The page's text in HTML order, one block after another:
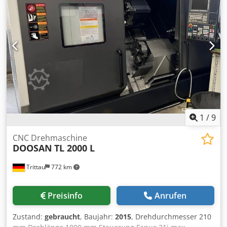
Betriebsstundenstand: 63.619h, Spindelstanden: 22.552h,
mit gesteuertem NC-Schwenkfräskopf B-Achse,
Aktivkühlung für Motorspindel B-Achse, Handrad,
Betriebsart 4, der Antriebsverstärker der Festplatte wurde
im Januar 2025 erneuert. Eine Besichtigung vor Ort ist
möglich. Crsdpfxozadkrj Apvjf
1 /9
Trittau 772 km
CNC Drehmaschine
DOOSAN TL 2000 L
Preisinfo Anrufen
Zustand: gebraucht, Baujahr: 2015, Drehdurchmesser 210